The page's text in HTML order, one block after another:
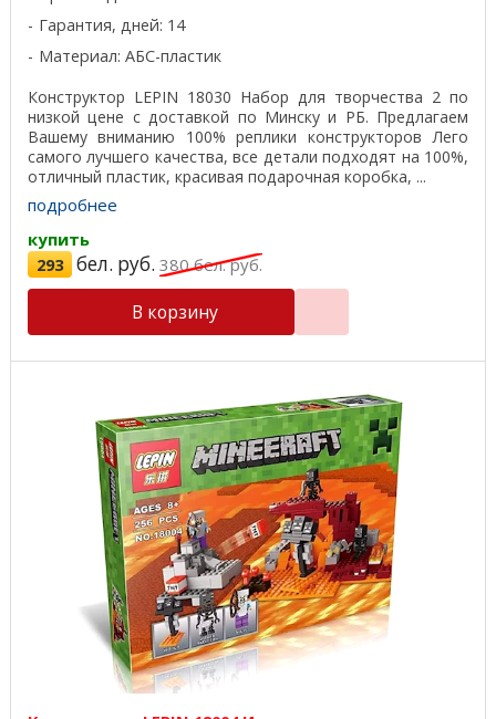
Гарантия, дней: 14
Материал: АБС-пластик
Конструктор LEPIN 18030 Набор для творчества 2 по
низкой цене с доставкой по Минску и РБ. Предлагаем
Вашему вниманию 100% реплики конструкторов Лего
самого лучшего качества, все детали подходят на 100%,
отличный пластик, красивая подарочная коробка, ...
подробнее
купить
293 бел. руб. 380бел. руб.
В корзину